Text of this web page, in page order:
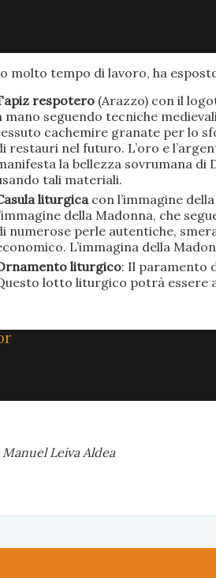
molto tempo di lavoro, ha
respotero(Arazzo) con il
mano seguendo tecniche
cachemire granate per lo
restauri nel futuro. L’oro e
la bellezza sovrumana di
tali materiali.
liturgica con l’immagine
della Madonna, che
numerose perle autentiche,
L’immagina della
liturgico: Il paramento
lotto liturgico potrà essere
Manuel Leiva Aldea